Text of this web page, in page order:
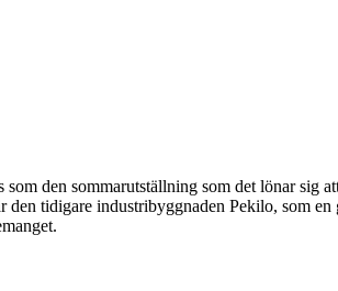
den sommarutställning som det lönar sig
tidigare industribyggnaden Pekilo, som